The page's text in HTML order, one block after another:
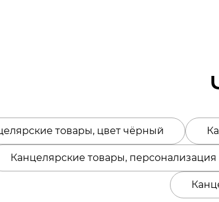
товары, цвет чёрный
Канцелярские товары, персонализация